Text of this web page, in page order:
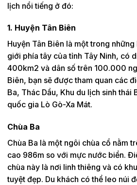
lịch nổi tiếng ở đó:
1. Huyện Tân Biên
Huyện Tân Biên là một trong
giới phía tây của tỉnh Tây Ninh, có
400km2 và dân số trên 100.000
Biên, bạn sẽ được tham quan các
Ba, Thác Dầu, Khu du lịch sinh thái
quốc gia Lò Gò-Xa Mát.
Chùa Ba
Chùa Ba là một ngôi chùa cổ nằm
cao 986m so với mực nước biển.
chùa này là nơi linh thiêng và có
tuyệt đẹp. Du khách có thể leo núi